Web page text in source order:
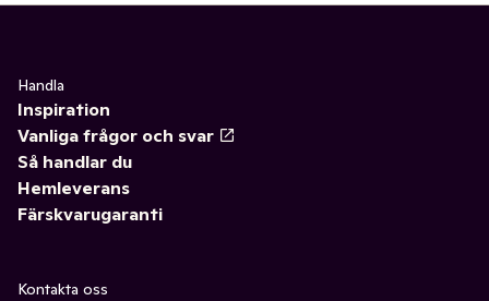
Handla
Inspiration
Vanliga frågor och svar
Så handlar du
Hemleverans
Färskvarugaranti
Kontakta oss